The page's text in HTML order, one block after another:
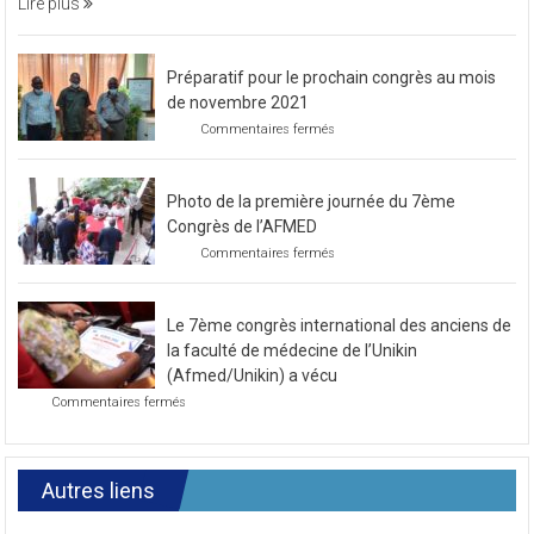
Préparatif pour le prochain congrès au mois
de novembre 2021
Commentaires fermés
prochain
de
2021
Photo de la première journée du 7ème
Congrès de l’AFMED
Commentaires fermés
première
journée
7ème
l’AFMED
Le 7ème congrès international des anciens de
la faculté de médecine de l’Unikin
(Afmed/Unikin) a vécu
Commentaires fermés
congrès
international
anciens
Autres liens